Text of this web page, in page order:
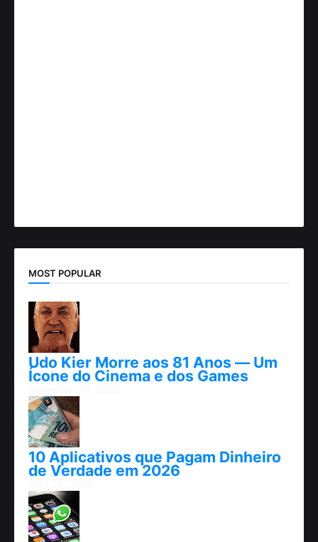
MOST POPULAR
Udo Kier Morre aos 81 Anos — Um
Ícone do Cinema e dos Games
10 Aplicativos que Pagam Dinheiro
de Verdade em 2026